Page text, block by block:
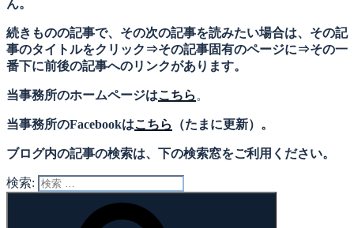
ん。
続きものの記事で、その次の記事を読みたい場合は、その記
事のタイトルをクリック⇒その記事固有のページに⇒その一
番下に前後の記事へのリンクがあります。
当事務所のホームページはこちら 。
当事務所のFacebookはこちら （たまに更新）。
ブログ内の記事の検索は、下の検索窓をご利用ください。
検索: